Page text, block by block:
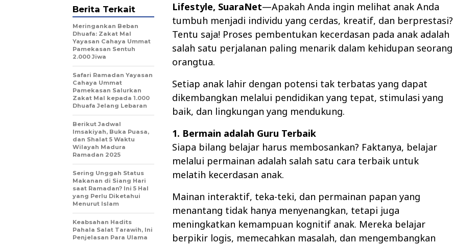
Lifestyle, SuaraNet—Apakah Anda ingin melihat anak Anda
tumbuh menjadi individu yang cerdas, kreatif, dan berprestasi?
Tentu saja! Proses pembentukan kecerdasan pada anak adalah
salah satu perjalanan paling menarik dalam kehidupan seorang
orangtua.
Setiap anak lahir dengan potensi tak terbatas yang dapat
dikembangkan melalui pendidikan yang tepat, stimulasi yang
baik, dan lingkungan yang mendukung.
1. Bermain adalah Guru Terbaik
Siapa bilang belajar harus membosankan? Faktanya, belajar
melalui permainan adalah salah satu cara terbaik untuk
melatih kecerdasan anak.
Mainan interaktif, teka-teki, dan permainan papan yang
menantang tidak hanya menyenangkan, tetapi juga
meningkatkan kemampuan kognitif anak. Mereka belajar
berpikir logis, memecahkan masalah, dan mengembangkan
Berita Terkait
Meringankan Beban
Dhuafa: Zakat Mal
Yayasan Cahaya Ummat
Pamekasan Sentuh
2.000 Jiwa
Safari Ramadan Yayasan
Cahaya Ummat
Pamekasan Salurkan
Zakat Mal kepada 1.000
Dhuafa Jelang Lebaran
Berikut Jadwal
Imsakiyah, Buka Puasa,
dan Shalat 5 Waktu
Wilayah Madura
Ramadan 2025
Sering Unggah Status
Makanan di Siang Hari
saat Ramadan? Ini 5 Hal
yang Perlu Diketahui
Menurut Islam
Keabsahan Hadits
Pahala Salat Tarawih, Ini
Penjelasan Para Ulama